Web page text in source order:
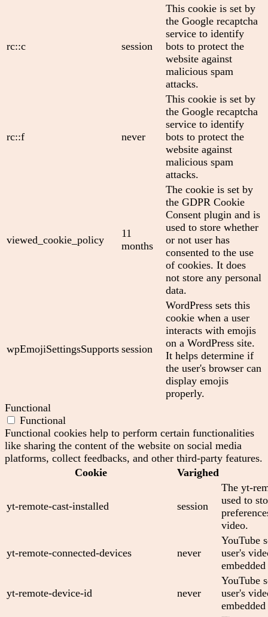
rc::c session
This cookie is set by
the Google recaptcha
service to identify
bots to protect the
website against
malicious spam
attacks.
rc::f never
This cookie is set by
the Google recaptcha
service to identify
bots to protect the
website against
malicious spam
attacks.
viewed_cookie_policy
11
months
The cookie is set by
the GDPR Cookie
Consent plugin and is
used to store whether
or not user has
consented to the use
of cookies. It does
not store any personal
data.
wpEmojiSettingsSupports session
WordPress sets this
cookie when a user
interacts with emojis
on a WordPress site.
It helps determine if
the user's browser can
display emojis
properly.
Functional
Functional
Functional cookies help to perform certain functionalities
like sharing the content of the website on social media
platforms, collect feedbacks, and other third-party features.
Cookie
Varighed
yt-remote-cast-installed session
The yt-
used to
video.
yt-remote-connected-devices never
YouTube
user's
yt-remote-device-id never
YouTube
user's